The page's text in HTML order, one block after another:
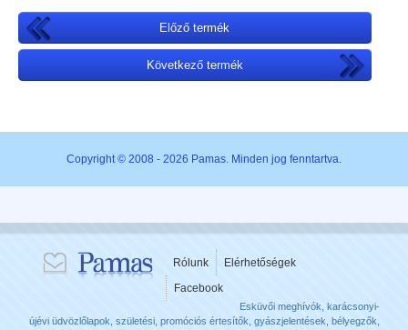
Előző termék
Következő termék
Copyright © 2008 - 2026 Pamas. Minden jog fenntartva.
Rólunk
Elérhetőségek
Facebook
Esküvői meghívók, karácsonyi-
újévi üdvözlőlapok, születési, promóciós értesítők, gyászjelentések, bélyegzők,